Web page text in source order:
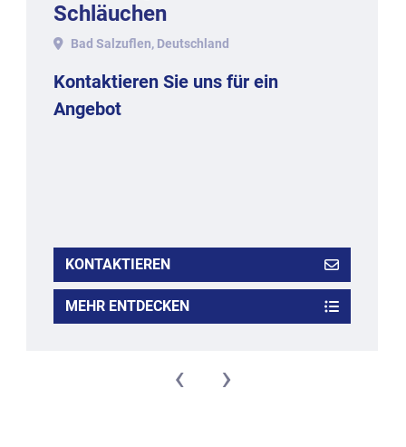
Schläuchen
(Originalverpackung)
Bad Salzuflen, Deutschland
Kontaktieren Sie uns für ein
Angebot
KONTAKTIEREN
MEHR ENTDECKEN
‹ ›